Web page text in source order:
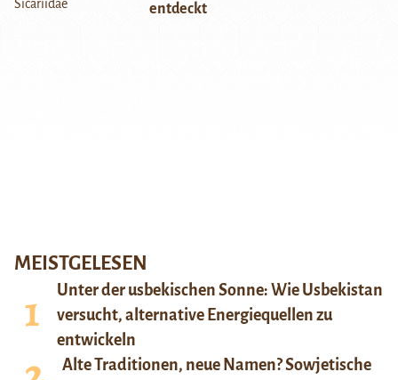
entdeckt
MEISTGELESEN
Unter der usbekischen Sonne: Wie Usbekistan
versucht, alternative Energiequellen zu
entwickeln
Alte Traditionen, neue Namen? Sowjetische